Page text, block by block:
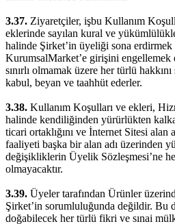
3.37. Ziyaretçiler, işbu Kullanım
eklerinde sayılan kural ve
halinde Şirket’in üyeliği sona
KurumsalMarket’e girişini
sınırlı olmamak üzere her türlü
kabul, beyan ve taahhüt ederler.
3.38. Kullanım Koşulları ve ekleri,
halinde kendiliğinden yürürlükten
ticari ortaklığını ve İnternet Sitesi alan
faaliyeti başka bir alan adı üzerinden
değişikliklerin Üyelik Sözleşmesi’ne
olmayacaktır.
3.39. Üyeler tarafından Ürünler
Şirket’in sorumluluğunda değildir. Bu
doğabilecek her türlü fikri ve sınai